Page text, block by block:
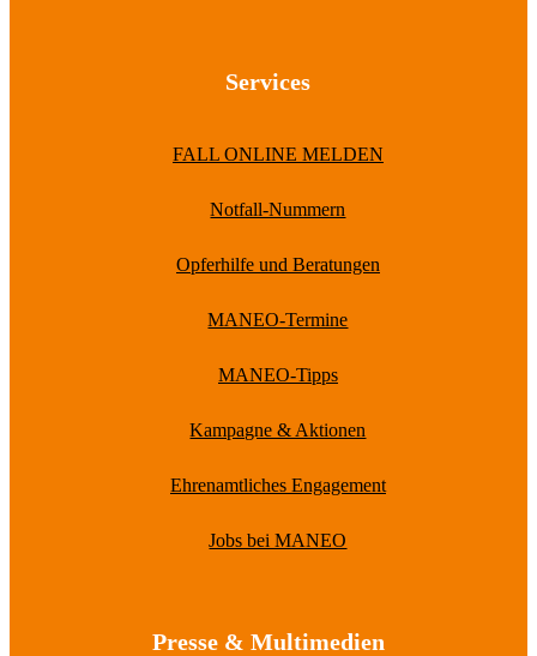
Services
FALL ONLINE MELDEN
Notfall-Nummern
Opferhilfe und Beratungen
MANEO-Termine
MANEO-Tipps
Kampagne & Aktionen
Ehrenamtliches Engagement
Jobs bei MANEO
Presse & Multimedien